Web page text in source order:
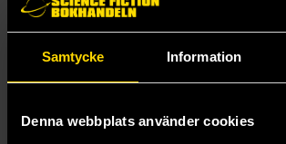
Samtycke Information
Denna webbplats använder cookies